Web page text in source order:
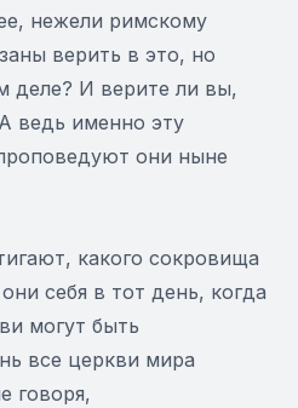
нежели римскому
верить в это, но
деле? И верите ли вы,
ведь именно эту
они ныне
какого сокровища
себя в тот день, когда
могут быть
все церкви мира
говоря,